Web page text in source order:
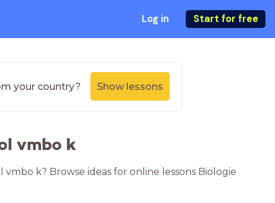
Log in Start for free
your country? Show lessons
vmbo k
k? Browse ideas for online lessons Biologie